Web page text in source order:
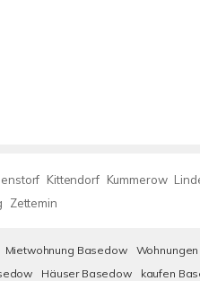
Kittendorf Kummerow
Zettemin
Mietwohnung Basedow
Häuser Basedow kaufen